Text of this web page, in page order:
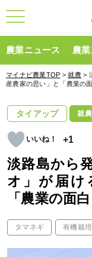
農業ニュース 農
マイナビ農業TOP >就農 >
産農家の思い」と「農業の面
タイアップ 就農
+1
淡路島から
オ」が届け
「農業の面白
タマネギ 有機栽培